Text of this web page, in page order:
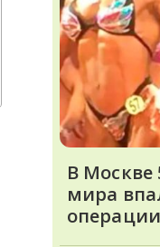
В Москве
мира